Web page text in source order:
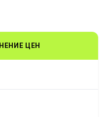
ЦЕН